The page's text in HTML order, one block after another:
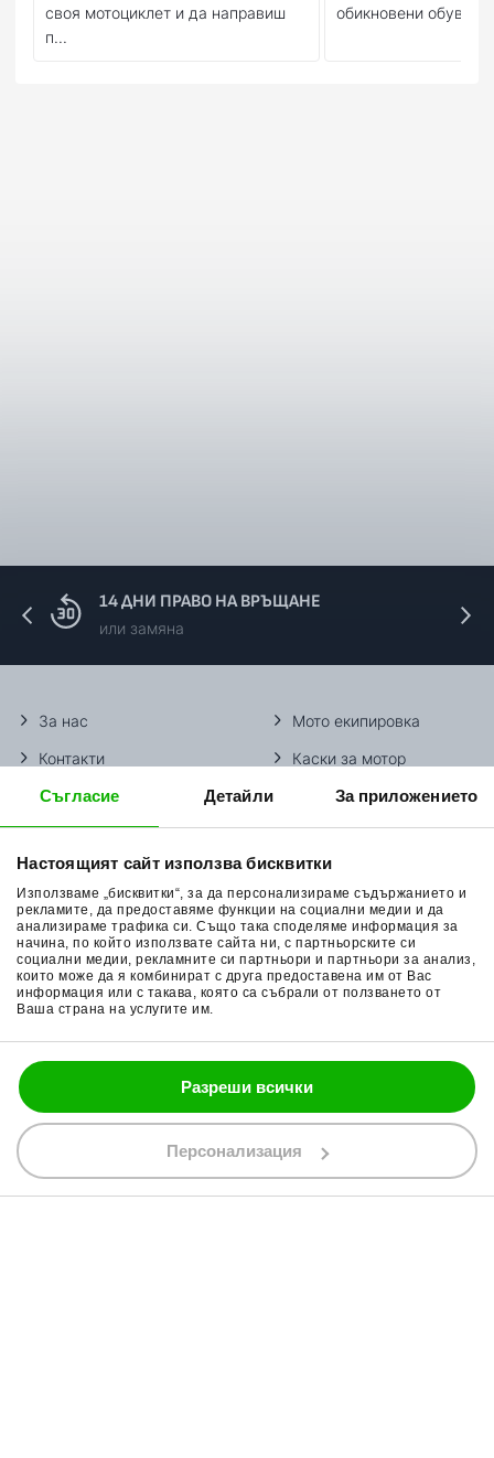
Съгласие Детайли За приложението
Настоящият сайт използва бисквитки
Използваме „бисквитки“, за да персонализираме съдържанието и
рекламите, да предоставяме функции на социални медии и да
анализираме трафика си. Също така споделяме информация за
начина, по който използвате сайта ни, с партньорските си
социални медии, рекламните си партньори и партньори за анализ,
които може да я комбинират с друга предоставена им от Вас
информация или с такава, която са събрали от ползването от
Ваша страна на услугите им.
Разреши всички
Персонализация
своя мотоциклет и да направиш
п...
обикновени обувки
14 ДНИ ПРАВО НА ВРЪЩАНЕ
или замяна
За нас
Контакти
Методи доставка
Начини плащане
Връщане на стока
Общи условия
Поверителност
Политика за бисквитки
Мото екипировка
Каски за мотор
Ботуши за мотор
Гуми за мотор
Очила за мотор
Раници за мотор
Ръкавици за мотор
Части за мотор
088 200 7002
shop@bobimx.com